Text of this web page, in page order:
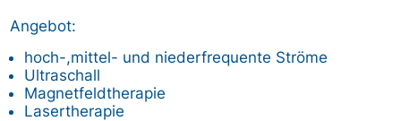
Angebot:
hoch-,mittel- und niederfrequente Ströme
Ultraschall
Magnetfeldtherapie
Lasertherapie